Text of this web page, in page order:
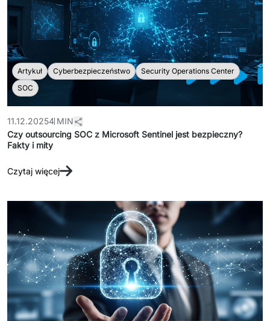
Artykuł Cyberbezpieczeństwo
Security Operations Center
SOC
11.12.20254 MIN
Czy outsourcing SOC z Microsoft Sentinel jest bezpieczny?
Fakty i mity
Czytaj więcej